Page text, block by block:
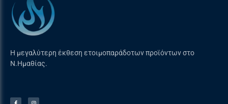
Η μεγαλύτερη έκθεση ετοιμοπαράδοτων προϊόντων στο
Ν.Ημαθίας.